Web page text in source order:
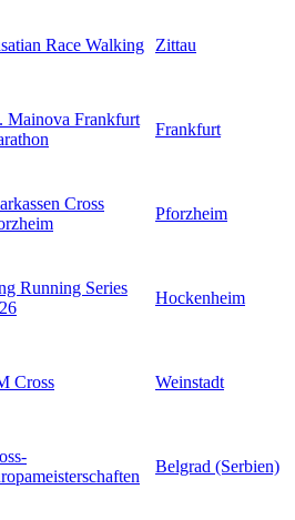
Race Walking Zittau
Mainova Frankfurt
Frankfurt
Cross
Pforzheim
Running Series
Hockenheim
Cross Weinstadt
Belgrad (Serbien)